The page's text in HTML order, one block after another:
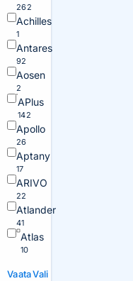
262
Achilles
1
Antares
92
Aosen
2
APlus
142
Apollo
26
Aptany
17
ARIVO
22
Atlander
41
Atlas
10
VaataVali